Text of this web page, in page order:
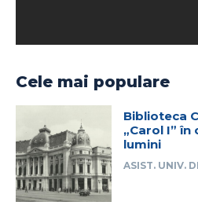
Cele mai populare
Biblioteca
„Carol I”
lumini
ASIST. UNIV.